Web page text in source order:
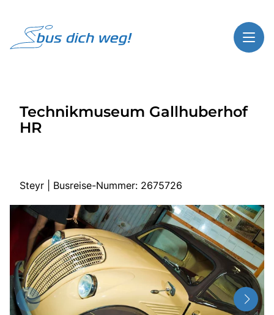
Highlights
Start
Busreisen
Bus mieten
Gutscheinshop
Über bus dich weg!
Radio!
Technikmuseum Gallhuberhof
HR
Steyr | Busreise-Nummer: 2675726